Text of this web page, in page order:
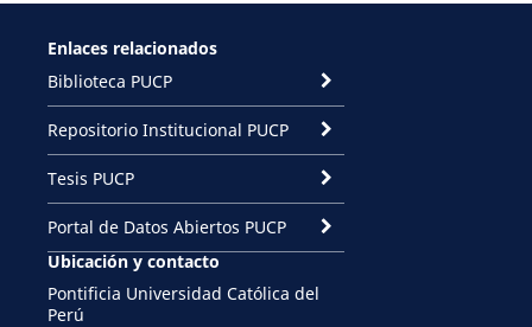
Enlaces relacionados
Biblioteca PUCP
Repositorio Institucional PUCP
Tesis PUCP
Portal de Datos Abiertos PUCP
Ubicación y contacto
Pontificia Universidad Católica del
Perú